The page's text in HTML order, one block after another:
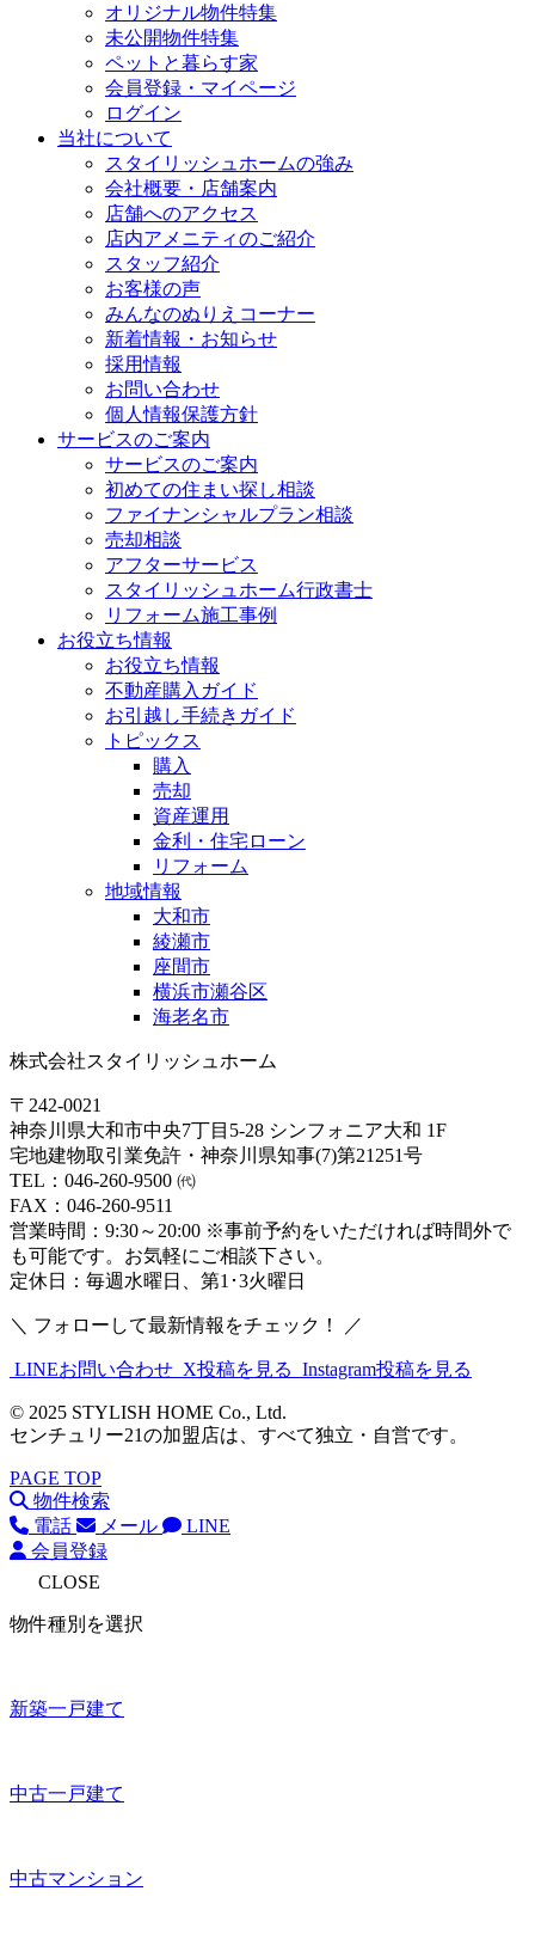
オリジナル物件特集
未公開物件特集
ペットと暮らす家
会員登録・マイページ
ログイン
当社について
スタイリッシュホームの強み
会社概要・店舗案内
店舗へのアクセス
店内アメニティのご紹介
スタッフ紹介
お客様の声
みんなのぬりえコーナー
新着情報・お知らせ
採用情報
お問い合わせ
個人情報保護方針
サービスのご案内
サービスのご案内
初めての住まい探し相談
ファイナンシャルプラン相談
売却相談
アフターサービス
スタイリッシュホーム行政書士
リフォーム施工事例
お役立ち情報
お役立ち情報
不動産購入ガイド
お引越し手続きガイド
トピックス
購入
売却
資産運用
金利・住宅ローン
リフォーム
地域情報
大和市
綾瀬市
座間市
横浜市瀬谷区
海老名市
株式会社スタイリッシュホーム
〒242-0021
神奈川県大和市中央7丁目5-28 シンフォニア大和 1F
宅地建物取引業免許・神奈川県知事(7)第21251号
TEL：046-260-9500 ㈹
FAX：046-260-9511
営業時間：9:30～20:00 ※事前予約をいただければ時間外で
も可能です。お気軽にご相談下さい。
定休日：毎週水曜日、第1･3火曜日
＼ フォローして最新情報をチェック！ ／
LINEお問い合わせ X投稿を見る Instagram投稿を見る
© 2025 STYLISH HOME Co., Ltd.
センチュリー21の加盟店は、すべて独立・自営です。
PAGE TOP
物件検索
電話
メール
LINE
会員登録
CLOSE
物件種別を選択
新築一戸建て
中古一戸建て
中古マンション